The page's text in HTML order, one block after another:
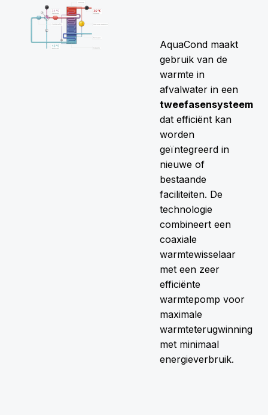
AquaCond maakt
gebruik van de
warmte in
afvalwater in een
tweefasensysteem
dat efficiënt kan
worden
geïntegreerd in
nieuwe of
bestaande
faciliteiten. De
technologie
combineert een
coaxiale
warmtewisselaar
met een zeer
efficiënte
warmtepomp voor
maximale
warmteterugwinning
met minimaal
energieverbruik.